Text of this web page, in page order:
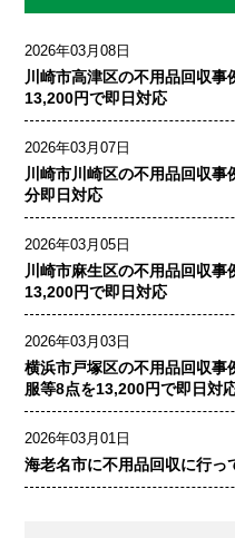
2026年03月08日
川崎市高津区の不用品回収
13,200円で即日対応
2026年03月07日
川崎市川崎区の不用品回収
分即日対応
2026年03月05日
川崎市麻生区の不用品回収
13,200円で即日対応
2026年03月03日
横浜市戸塚区の不用品回収
服等8点を13,200円で即日対
2026年03月01日
海老名市に不用品回収に行っ